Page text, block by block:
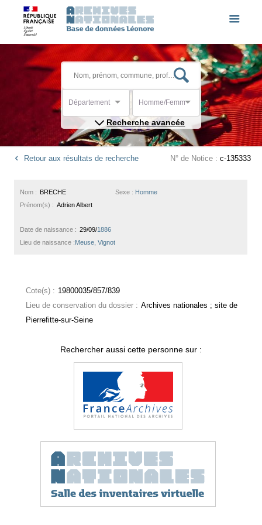
Département Homme/Femme
Recherche avancée
Retour aux résultats de recherche N° de Notice : c-135333
Sexe : Homme
Nom : BRECHE
Prénom(s) : Adrien Albert
Date de naissance : 29/09/1886
Lieu de naissance :Meuse, Vignot
Cote(s) : 19800035/857/839
Lieu de conservation du dossier : Archives nationales ; site de
Pierrefitte-sur-Seine
Rechercher aussi cette personne sur :